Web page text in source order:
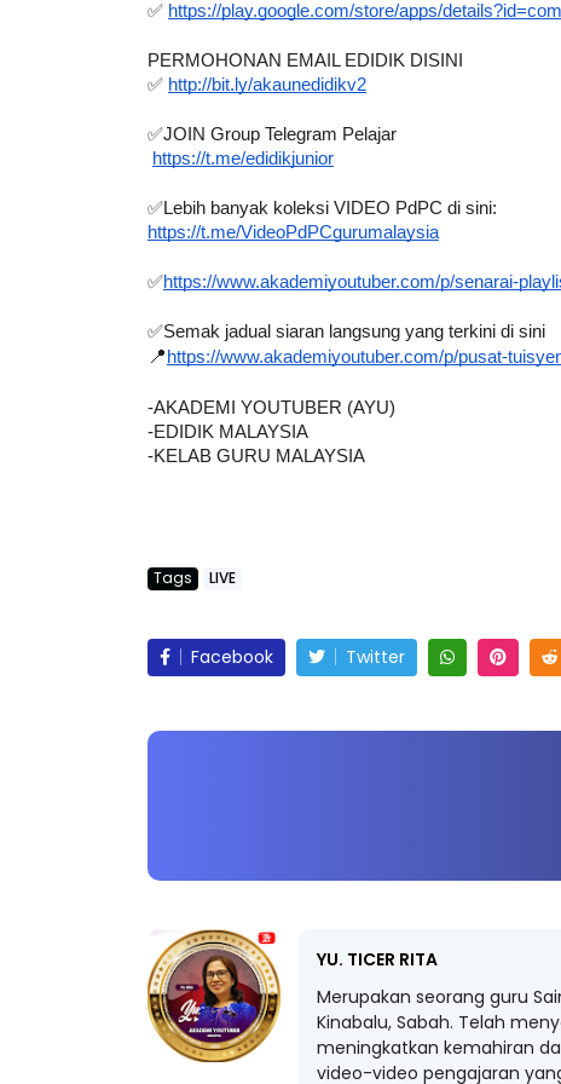
✅ https://play.google.com/store/apps/
PERMOHONAN EMAIL EDIDIK DISINI
✅ http://bit.ly/akaunedidikv2
✅JOIN Group Telegram Pelajar
https://t.me/edidikjunior
✅Lebih banyak koleksi VIDEO PdPC di sini:
https://t.me/VideoPdPCgurumalaysia
✅https://www.akademiyoutuber.com/p/senarai-
✅Semak jadual siaran langsung yang terkini di sini
📍 https://www.akademiyoutuber.com/p/pusat-
-AKADEMI YOUTUBER (AYU)
-EDIDIK MALAYSIA
-KELAB GURU MALAYSIA
Tags LIVE
Facebook Twitter
YU. TICER RITA
Merupakan seorang guru
Kinabalu, Sabah. Telah
meningkatkan kemahiran
video-video pengajaran
6 OLEH CIKGU ANITA
#141 #...
8 hari yang lalu
Sejarah Tingkatan 4